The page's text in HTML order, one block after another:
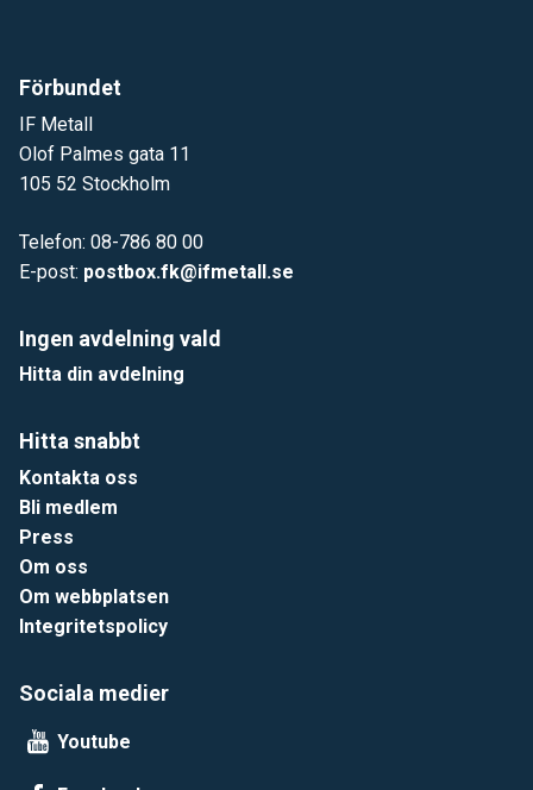
Förbundet
IF Metall
Olof Palmes gata 11
105 52 Stockholm
Telefon: 08-786 80 00
E-post: postbox.fk@ifmetall.se
Ingen avdelning vald
Hitta din avdelning
Hitta snabbt
Kontakta oss
Bli medlem
Press
Om oss
Om webbplatsen
Integritetspolicy
Sociala medier
Youtube